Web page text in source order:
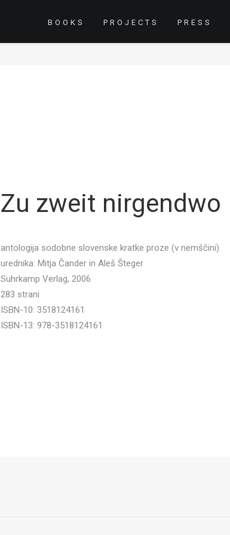
BOOKS PROJECTS PRESS
Zu zweit nirgendwo
antologija sodobne slovenske kratke proze (v nemščini)
urednika: Mitja Čander in Aleš Šteger
Suhrkamp Verlag, 2006
283 strani
ISBN-10: 3518124161
ISBN-13: 978-3518124161